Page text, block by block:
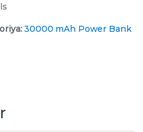
30000 mAh Power Bank